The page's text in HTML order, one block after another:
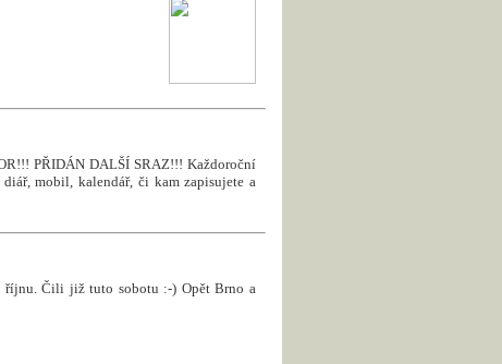
PŘIDÁN DALŠÍ SRAZ!!! Každoroční
mobil, kalendář, či kam zapisujete a
říjnu. Čili již tuto sobotu :-) Opět Brno a